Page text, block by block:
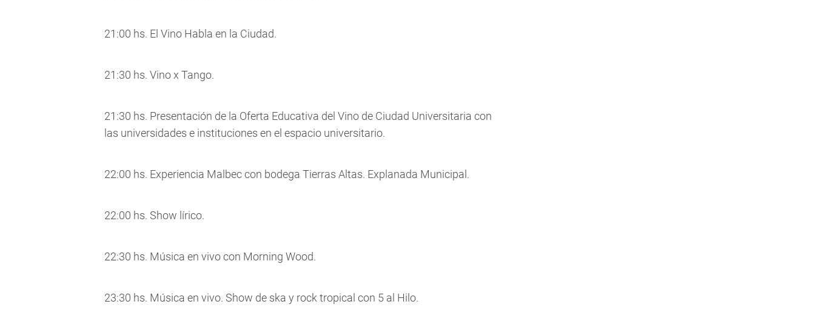
21:00 hs. El Vino Habla en la Ciudad.
21:30 hs. Vino x Tango.
21:30 hs. Presentación de la Oferta Educativa del Vino de Ciudad Universitaria con
las universidades e instituciones en el espacio universitario.
22:00 hs. Experiencia Malbec con bodega Tierras Altas. Explanada Municipal.
22:00 hs. Show lírico.
22:30 hs. Música en vivo con Morning Wood.
23:30 hs. Música en vivo. Show de ska y rock tropical con 5 al Hilo.